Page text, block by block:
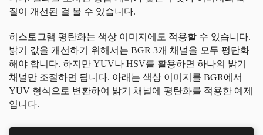
질이 개선된 걸 볼 수 있습니다.
히스토그램 평탄화는 색상 이미지에도 적용할 수 있습니다.
밝기 값을 개선하기 위해서는 BGR 3개 채널을 모두 평탄화
해야 합니다. 하지만 YUV나 HSV를 활용하면 하나의 밝기
채널만 조절하면 됩니다. 아래는 색상 이미지를 BGR에서
YUV 형식으로 변환하여 밝기 채널에 평탄화를 적용한 예제
입니다.